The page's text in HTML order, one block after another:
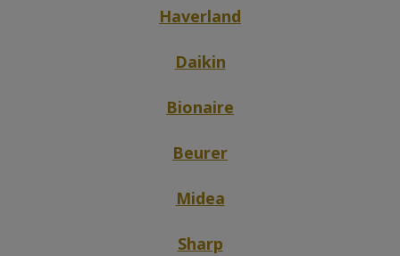
Haverland
Daikin
Bionaire
Beurer
Midea
Sharp